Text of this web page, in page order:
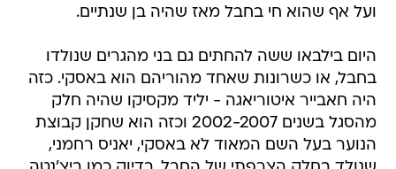
ועל אף שהוא חי בחבל מאז שהיה בן שנתיים.
היום בילבאו ששה להחתים גם בני מהגרים שנולדו
בחבל, או כשרונות שאחד מהוריהם הוא באסקי. כזה
היה חאבייר איטוריאגה - יליד מקסיקו שהיה חלק
מהסגל בשנים 2002-2007 וכזה הוא שחקן קבוצת
הנוער בעל השם המאוד לא באסקי, יאניס רחמני,